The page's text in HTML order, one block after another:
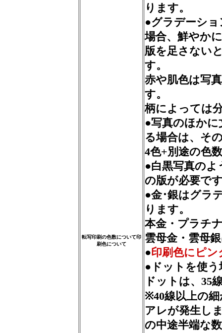
転写印刷の色数について印
刷色について
ります。
●グラデーシ
場合、鮮やか
版を足さない
す。
赤や肌色は写
す。
柄によっては
●写真のほか
る場合は、そ
4色+別途の色
●白黒写真の
の版が必要で
●金･銀はグラ
ります。
本金・プラチ
雲母金・雲母
●印刷色にピン
●ドットを使
ドットは、35
※40線以上の
アレが発生し
の中途半端な